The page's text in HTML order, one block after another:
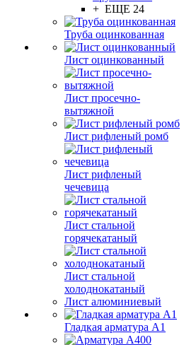
+ ЕЩЕ 24
Труба оцинкованная
Лист оцинкованный
Лист просечно-
вытяжной
Лист рифленый ромб
Лист рифленый
чечевица
Лист стальной
горячекатаный
Лист стальной
холоднокатаный
Лист алюминиевый
Гладкая арматура А1